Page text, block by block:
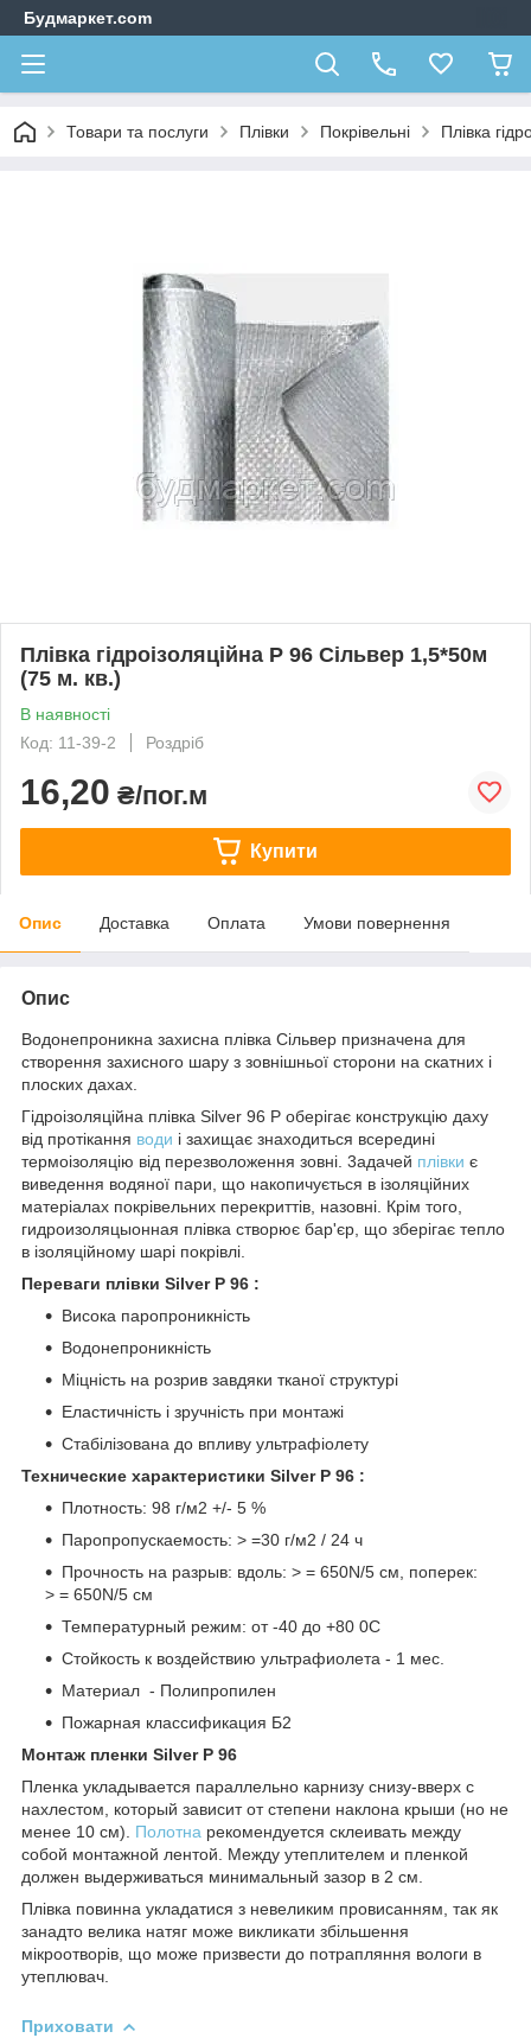
Будмаркет.com
Товари та послуги Плівки Покрівельні Плівка
Плівка гідроізоляційна Р 96 Сільвер 1,5*50м
(75 м. кв.)
В наявності
Код: 11-39-2
Роздріб
16,20 ₴/пог.м
Купити
Опис Доставка Оплата Умови повернення
Опис
Водонепроникна захисна плівка Сільвер призначена для
створення захисного шару з зовнішньої сторони на скатних і
плоских дахах.
Гідроізоляційна плівка Silver 96 Р оберігає конструкцію даху
від протікання води і захищає знаходиться всередині
термоізоляцію від перезволоження зовні. 3адачей плівки є
виведення водяної пари, що накопичується в ізоляційних
матеріалах покрівельних перекриттів, назовні. Крім того,
гидроизоляцыонная плівка створює бар'єр, що зберігає тепло
в ізоляційному шарі покрівлі.
Переваги плівки Silver Р 96 :
Висока паропроникність
Водонепроникність
Міцність на розрив завдяки тканої структурі
Еластичність і зручність при монтажі
Стабілізована до впливу ультрафіолету
Технические характеристики Silver Р 96 :
Плотность: 98 г/м2 +/- 5 %
Паропропускаемость: > =30 г/м2 / 24 ч
Прочность на разрыв: вдоль: > = 650N/5 см, поперек:
> = 650N/5 см
Температурный режим: от -40 до +80 0С
Стойкость к воздействию ультрафиолета - 1 мес.
Материал - Полипропилен
Пожарная классификация Б2
Монтаж пленки Silver Р 96
Пленка укладывается параллельно карнизу снизу-вверх с
нахлестом, который зависит от степени наклона крыши (но не
менее 10 см). Полотна рекомендуется склеивать между
собой монтажной лентой. Между утеплителем и пленкой
должен выдерживаться минимальный зазор в 2 см.
Плівка повинна укладатися з невеликим провисанням, так як
занадто велика натяг може викликати збільшення
мікроотворів, що може призвести до потрапляння вологи в
утеплювач.
Приховати